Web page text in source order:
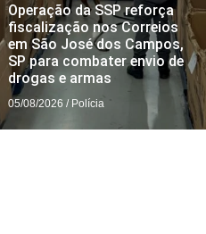
Operação da SSP reforça
fiscalização nos Correios
em São José dos Campos,
SP para combater envio de
drogas e armas
05/08/2026 / Polícia